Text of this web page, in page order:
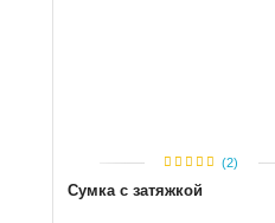
(2)
Сумка с затяжкой